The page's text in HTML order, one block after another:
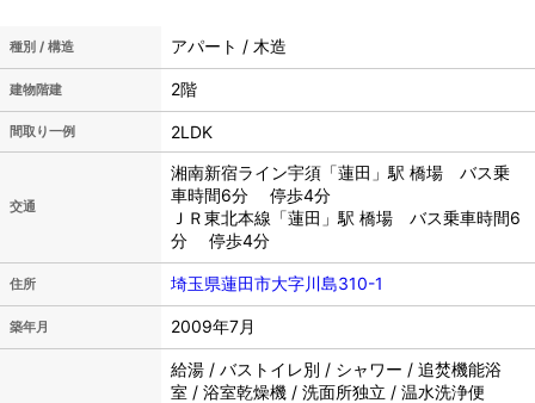
種別 / 構造 アパート / 木造
建物階建 2階
間取り一例 2LDK
交通
湘南新宿ライン宇須「蓮田」駅 橋場 バス乗
車時間6分 停歩4分
ＪＲ東北本線「蓮田」駅 橋場 バス乗車時間6
分 停歩4分
住所 埼玉県蓮田市大字川島310-1
築年月 2009年7月
給湯 / バストイレ別 / シャワー / 追焚機能浴
室 / 浴室乾燥機 / 洗面所独立 / 温水洗浄便